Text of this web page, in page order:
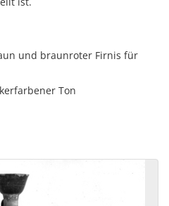
und braunroter Firnis für
Ton